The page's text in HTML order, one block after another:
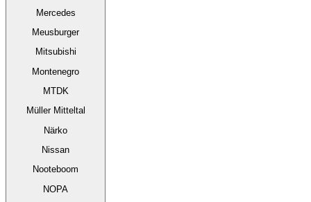
Mercedes
Meusburger
Mitsubishi
Montenegro
MTDK
Müller Mitteltal
Närko
Nissan
Nooteboom
NOPA